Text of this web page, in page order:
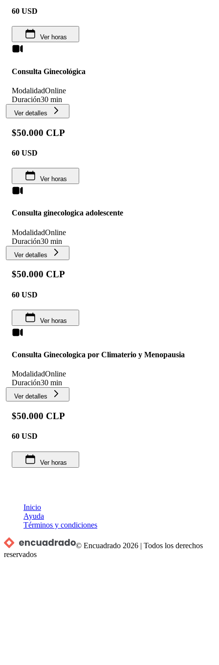
60 USD
Ver horas
Consulta Ginecológica
ModalidadOnline
Duración30 min
Ver detalles
$50.000 CLP
60 USD
Ver horas
Consulta ginecologica adolescente
ModalidadOnline
Duración30 min
Ver detalles
$50.000 CLP
60 USD
Ver horas
Consulta Ginecologica por Climaterio y Menopausia
ModalidadOnline
Duración30 min
Ver detalles
$50.000 CLP
60 USD
Ver horas
Inicio
Ayuda
Términos y condiciones
© Encuadrado 2026 |Todos los derechos
reservados